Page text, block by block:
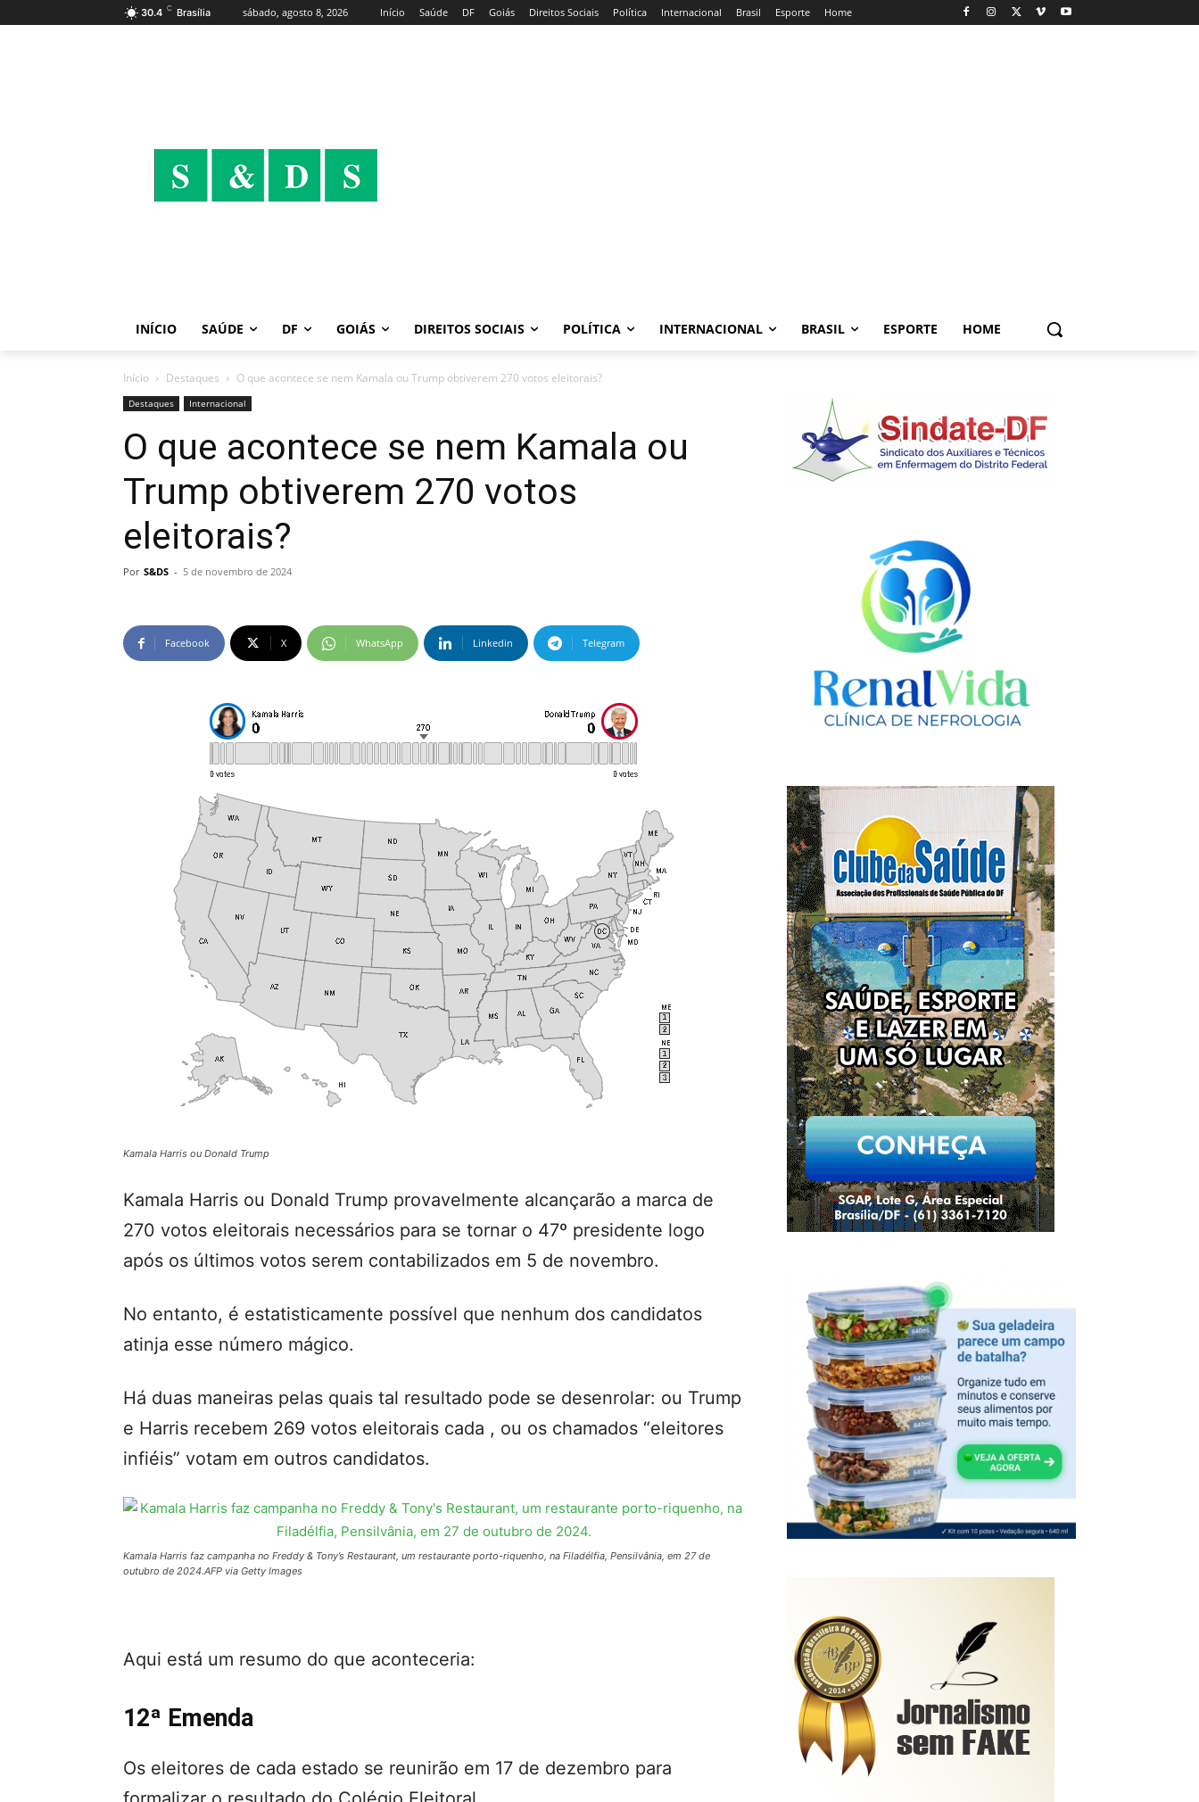
30.4 C Brasília sábado, agosto 8, 2026 Início Saúde DF Goiás Direitos Sociais Política Internacional Brasil Esporte Home
INÍCIO SAÚDE DF GOIÁS DIREITOS SOCIAIS POLÍTICA INTERNACIONAL BRASIL ESPORTE HOME
Início Destaques O que acontece se nem Kamala ou Trump obtiverem 270 votos eleitorais?
Destaques Internacional
O que acontece se nem Kamala ou
Trump obtiverem 270 votos
eleitorais?
Por S&DS - 5 de novembro de 2024
Facebook X WhatsApp Linkedin Telegram
Kamala Harris ou Donald Trump
Kamala Harris ou Donald Trump provavelmente alcançarão a marca de
270 votos eleitorais necessários para se tornar o 47º presidente logo
após os últimos votos serem contabilizados em 5 de novembro.
No entanto, é estatisticamente possível que nenhum dos candidatos
atinja esse número mágico.
Há duas maneiras pelas quais tal resultado pode se desenrolar: ou Trump
e Harris recebem 269 votos eleitorais cada , ou os chamados “eleitores
infiéis” votam em outros candidatos.
Kamala Harris faz campanha no Freddy & Tony’s Restaurant, um restaurante porto-riquenho, na Filadélfia, Pensilvânia, em 27 de
outubro de 2024.AFP via Getty Images
Aqui está um resumo do que aconteceria:
12ª Emenda
Os eleitores de cada estado se reunirão em 17 de dezembro para